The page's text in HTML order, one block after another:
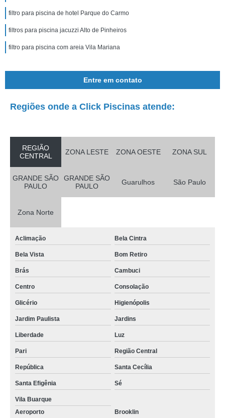
filtro para piscina de hotel Parque do Carmo
filtros para piscina jacuzzi Alto de Pinheiros
filtro para piscina com areia Vila Mariana
Entre em contato
Regiões onde a Click Piscinas atende:
REGIÃO
CENTRAL
ZONA LESTE ZONA OESTE ZONA SUL
GRANDE SÃO
PAULO
GRANDE SÃO
PAULO
Guarulhos São Paulo
Zona Norte
Aclimação Bela Cintra
Bela Vista Bom Retiro
Brás Cambuci
Centro Consolação
Glicério Higienópolis
Jardim Paulista Jardins
Liberdade Luz
Pari Região Central
República Santa Cecília
Santa Efigênia Sé
Vila Buarque
Aeroporto
Brooklin